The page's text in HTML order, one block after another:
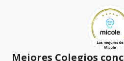
Mejores Colegios